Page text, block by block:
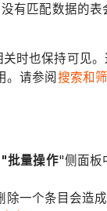
有匹配数据的
时也保持可见
。请参阅 搜索和
"批量操作"侧面板
一个条目会造